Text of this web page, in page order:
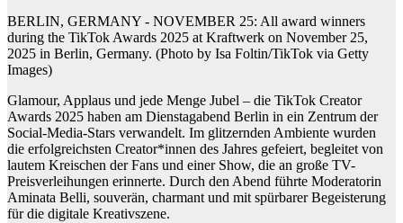
BERLIN, GERMANY - NOVEMBER 25: All award winners
during the TikTok Awards 2025 at Kraftwerk on November 25,
2025 in Berlin, Germany. (Photo by Isa Foltin/TikTok via Getty
Images)
Glamour, Applaus und jede Menge Jubel – die TikTok Creator
Awards 2025 haben am Dienstagabend Berlin in ein Zentrum der
Social-Media-Stars verwandelt. Im glitzernden Ambiente wurden
die erfolgreichsten Creator*innen des Jahres gefeiert, begleitet von
lautem Kreischen der Fans und einer Show, die an große TV-
Preisverleihungen erinnerte. Durch den Abend führte Moderatorin
Aminata Belli, souverän, charmant und mit spürbarer Begeisterung
für die digitale Kreativszene.